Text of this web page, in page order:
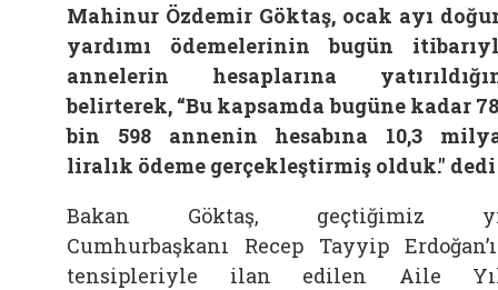
Mahinur Özdemir Göktaş, ocak ayı
yardımı ödemelerinin bugün
annelerin hesaplarına
belirterek, “Bu kapsamda bugüne kadar
bin 598 annenin hesabına 10,3
liralık ödeme gerçekleştirmiş olduk." dedi
Bakan Göktaş, geçtiğimiz
Cumhurbaşkanı Recep Tayyip
tensipleriyle ilan edilen Aile